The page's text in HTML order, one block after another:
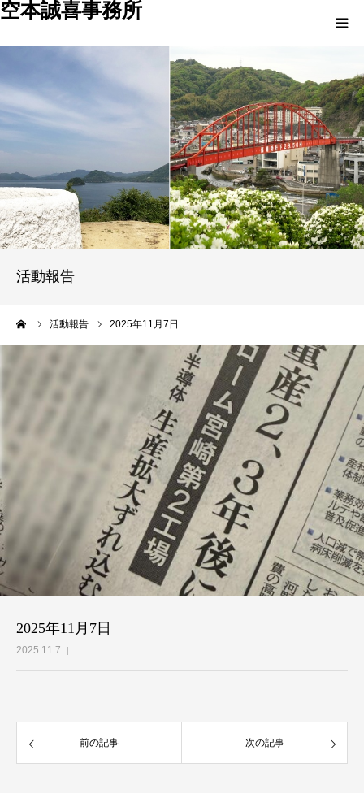
空本誠喜事務所
活動報告
活動報告 2025年11月7日
2025年11月7日
2025.11.7
前の記事 次の記事
プロフィール
活動実績